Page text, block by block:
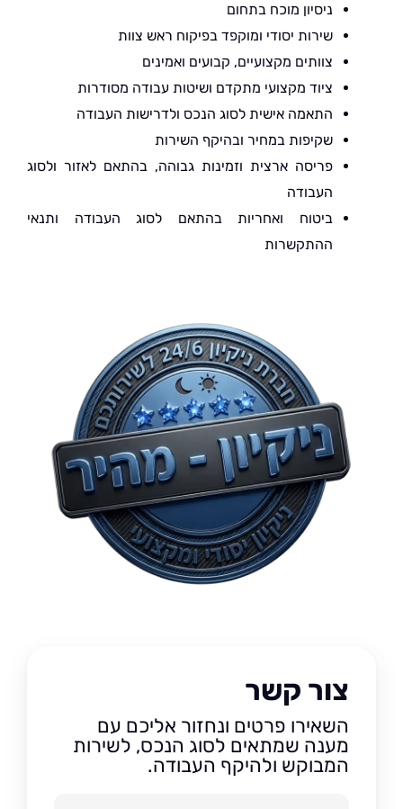
ניסיון מוכח בתחום
שירות יסודי ומוקפד בפיקוח ראש צוות
צוותים מקצועיים, קבועים ואמינים
ציוד מקצועי מתקדם ושיטות עבודה מסודרות
התאמה אישית לסוג הנכס ולדרישות העבודה
שקיפות במחיר ובהיקף השירות
פריסה ארצית וזמינות גבוהה, בהתאם לאזור ולסוג
ביטוח ואחריות בהתאם לסוג העבודה ותנאי
ההתקשרות
צור קשר
השאירו פרטים ונחזור אליכם עם
מענה שמתאים לסוג הנכס, לשירות
המבוקש ולהיקף העבודה.